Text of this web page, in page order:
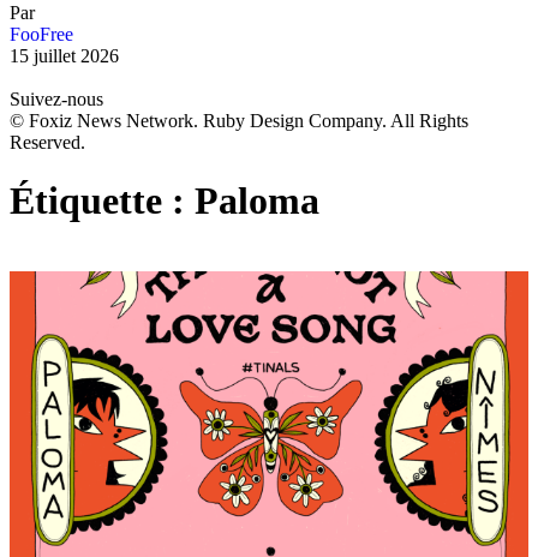
Par
FooFree
15 juillet 2026
Suivez-nous
© Foxiz News Network. Ruby Design Company. All Rights
Reserved.
Étiquette : Paloma